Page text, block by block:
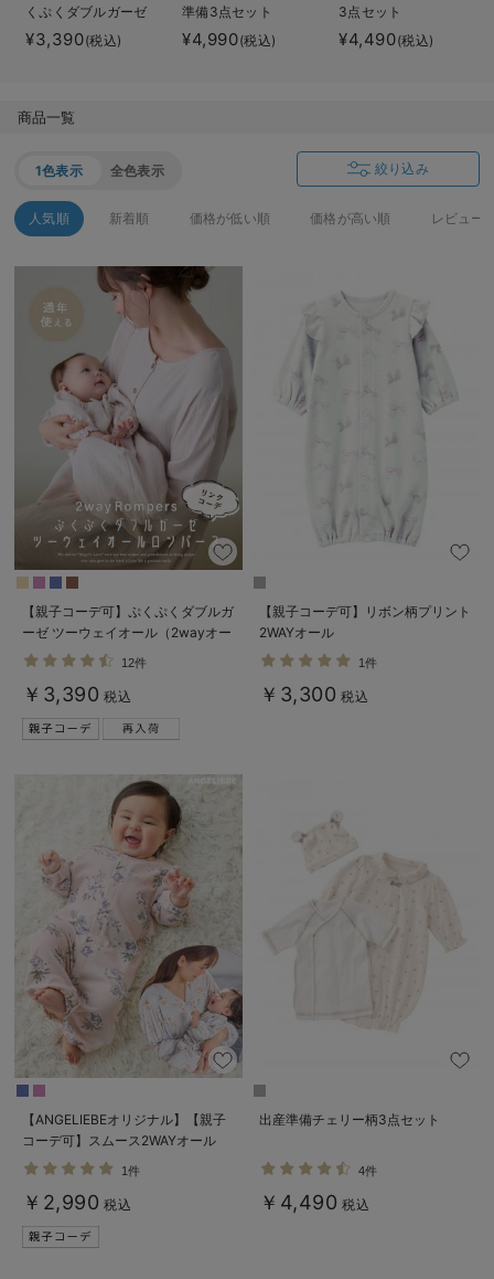
くぷくダブルガーゼ
ツーウェイオール
（2wayオール） ロ
¥3,390(税込)
準備3点セット
¥4,990(税込)
3点セット
¥4,490(税込)
商品一覧
1色表示 全色表示 絞り込み
人気順 新着順 価格が低い順 価格が高い順 レビュー
【親子コーデ可】ぷくぷくダブルガ
ーゼ ツーウェイオール（2wayオー
ル） ロンパース
12件
￥3,390 税込
【親子コーデ可】リボン柄プリント
2WAYオール
1件
￥3,300 税込
【ANGELIEBEオリジナル】【親子
コーデ可】スムース2WAYオール
1件
￥2,990 税込
出産準備チェリー柄3点セット
4件
￥4,490 税込